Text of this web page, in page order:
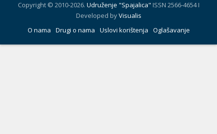
Copyright © 2010-2026. Udruženje "Spajalica" ISSN 2566-4654 I
Developed byVisualis
O nama
Drugi o nama Uslovi korištenja Oglašavanje